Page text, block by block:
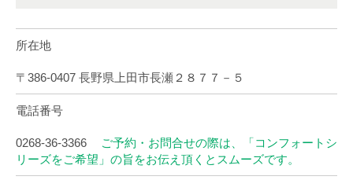
所在地
〒386-0407 長野県上田市長瀬２８７７－５
電話番号
0268-36-3366
ご予約・お問合せの際は、「コンフォートシ
リーズをご希望」の旨をお伝え頂くとスムーズです。